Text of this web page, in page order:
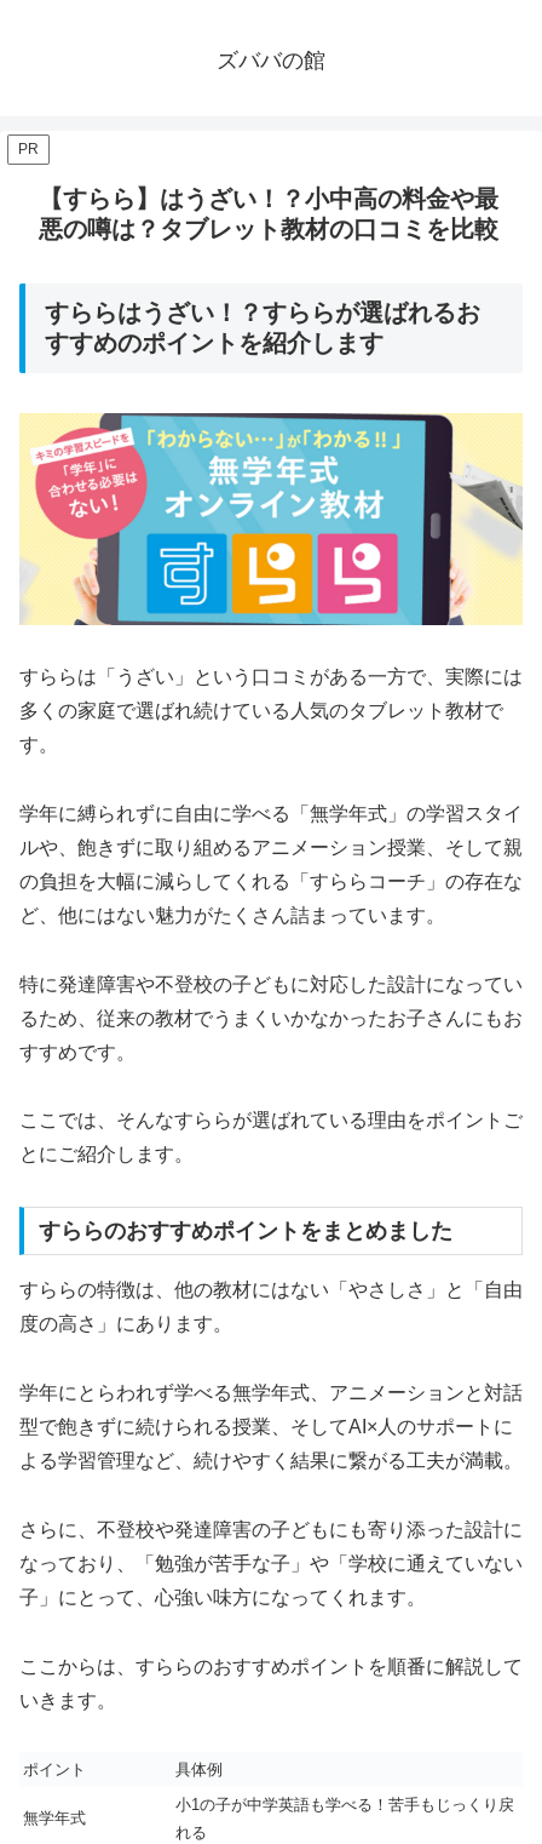
ズババの館
PR
【すらら】はうざい！？小中高の料金や最
悪の噂は？タブレット教材の口コミを比較
すららはうざい！？すららが選ばれるお
すすめのポイントを紹介します
すららは「うざい」という口コミがある一方で、実際には
多くの家庭で選ばれ続けている人気のタブレット教材で
す。
学年に縛られずに自由に学べる「無学年式」の学習スタイ
ルや、飽きずに取り組めるアニメーション授業、そして親
の負担を大幅に減らしてくれる「すららコーチ」の存在な
ど、他にはない魅力がたくさん詰まっています。
特に発達障害や不登校の子どもに対応した設計になってい
るため、従来の教材でうまくいかなかったお子さんにもお
すすめです。
ここでは、そんなすららが選ばれている理由をポイントご
とにご紹介します。
すららのおすすめポイントをまとめました
すららの特徴は、他の教材にはない「やさしさ」と「自由
度の高さ」にあります。
学年にとらわれず学べる無学年式、アニメーションと対話
型で飽きずに続けられる授業、そしてAI×人のサポートに
よる学習管理など、続けやすく結果に繋がる工夫が満載。
さらに、不登校や発達障害の子どもにも寄り添った設計に
なっており、「勉強が苦手な子」や「学校に通えていない
子」にとって、心強い味方になってくれます。
ここからは、すららのおすすめポイントを順番に解説して
いきます。
ポイント 具体例
無学年式
小1の子が中学英語も学べる！苦手もじっくり戻
れる